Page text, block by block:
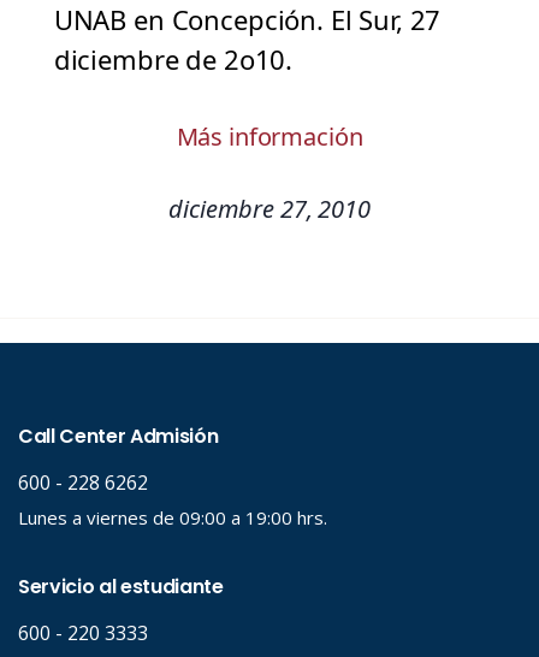
UNAB en Concepción. El Sur, 27
diciembre de 2o10.
Más información
diciembre 27, 2010